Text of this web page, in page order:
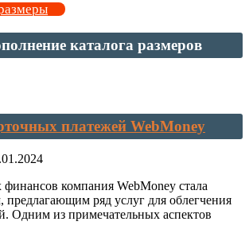
каталога размеров
платежей WebMoney
компания WebMoney стала
предлагающим ряд услуг для облегчения
Одним из примечательных аспектов